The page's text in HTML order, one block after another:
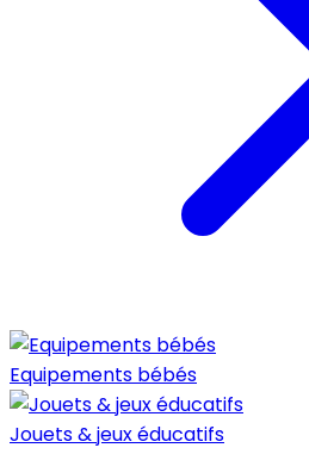
Equipements bébés
Jouets & jeux éducatifs